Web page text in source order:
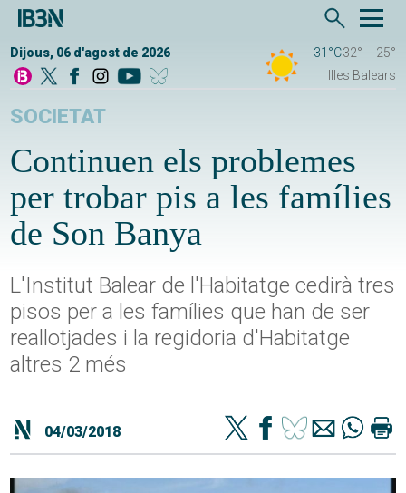
Dijous, 06 d'agost de 2026 31°C32°
25°
Illes Balears
SOCIETAT
Continuen els problemes
per trobar pis a les famílies
de Son Banya
L'Institut Balear de l'Habitatge cedirà tres
pisos per a les famílies que han de ser
reallotjades i la regidoria d'Habitatge
altres 2 més
04/03/2018